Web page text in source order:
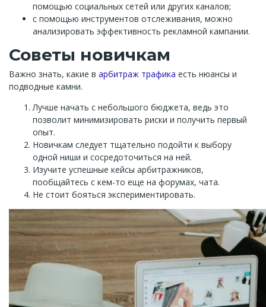
помощью социальных сетей или других каналов;
с помощью инструментов отслеживания, можно
анализировать эффективность рекламной кампании.
Советы новичкам
Важно знать, какие в арбитраж трафика есть нюансы и
подводные камни.
Лучше начать с небольшого бюджета, ведь это
позволит минимизировать риски и получить первый
опыт.
Новичкам следует тщательно подойти к выбору
одной ниши и сосредоточиться на ней.
Изучите успешные кейсы арбитражников,
пообщайтесь с кем-то еще на форумах, чата.
Не стоит бояться экспериментировать.